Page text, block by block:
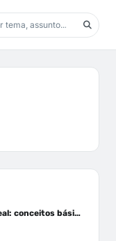
Intubação Orotraqueal: conceitos básicos